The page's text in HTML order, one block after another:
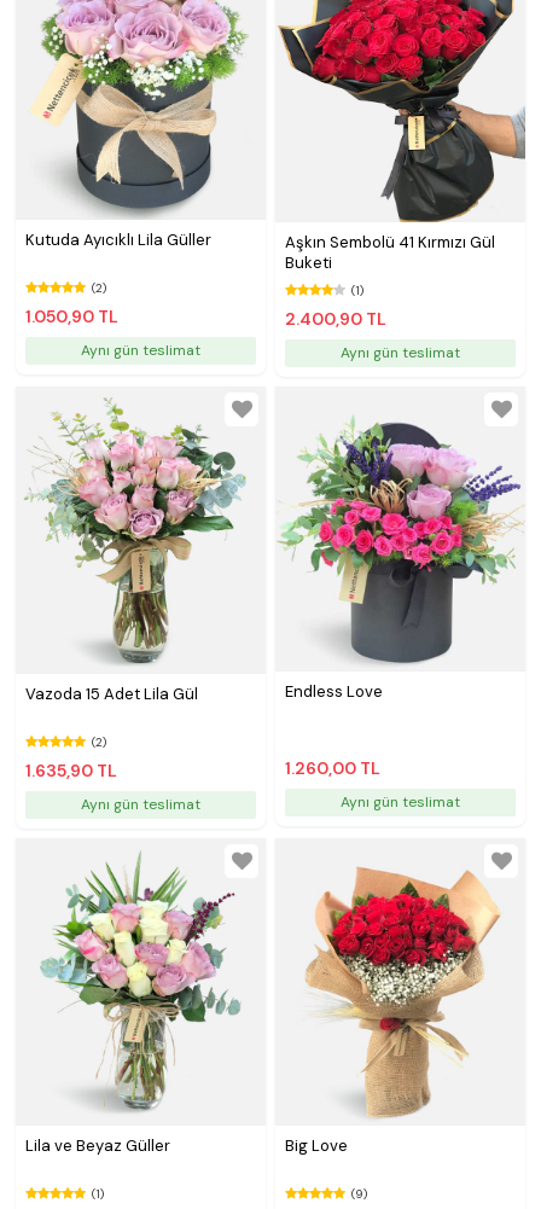
Kutuda Ayıcıklı Lila Güller
(2)
1.050,90 TL
Aynı gün teslimat
Aşkın Sembolü 41 Kırmızı Gül
Buketi
(1)
2.400,90 TL
Aynı gün teslimat
Vazoda 15 Adet Lila Gül
(2)
1.635,90 TL
Aynı gün teslimat
Endless Love
1.260,00 TL
Aynı gün teslimat
Lila ve Beyaz Güller
(1)
Big Love
(9)